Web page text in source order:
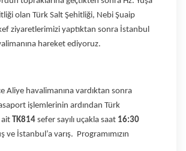
olan Türk Salt Şehitliği, Nebi Şuaip
ziyaretlerimizi yaptıktan sonra İstanbul
hareket ediyoruz.
Aliye havalimanına vardıktan sonra
işlemlerinin ardından Türk
ait
TK814 sefer sayılı uçakla saat 16:30
ve İstanbul’a varış. Programımızın